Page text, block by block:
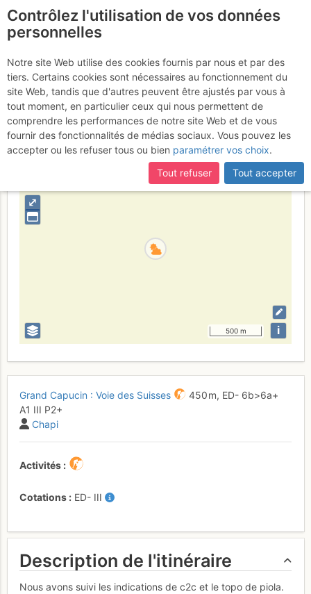
Grand Capucin : Voie
des Suisses
Dimanche 9 avril 2017
France Haute-Savoie Mont-Blanc
⤢
500 m i
Grand Capucin : Voie des Suisses 450 m, ED- 6b>6a+
A1 III P2+
Chapi
Activités
Cotations ED- III
Description de l'itinéraire
Nous avons suivi les indications de c2c et le topo de piola.
Contrôlez l'utilisation de vos données
personnelles
Notre site Web utilise des cookies fournis par nous et par des
tiers. Certains cookies sont nécessaires au fonctionnement du
site Web, tandis que d'autres peuvent être ajustés par vous à
tout moment, en particulier ceux qui nous permettent de
comprendre les performances de notre site Web et de vous
fournir des fonctionnalités de médias sociaux. Vous pouvez les
accepter ou les refuser tous ou bien paramétrer vos choix.
Tout refuser
Tout accepter